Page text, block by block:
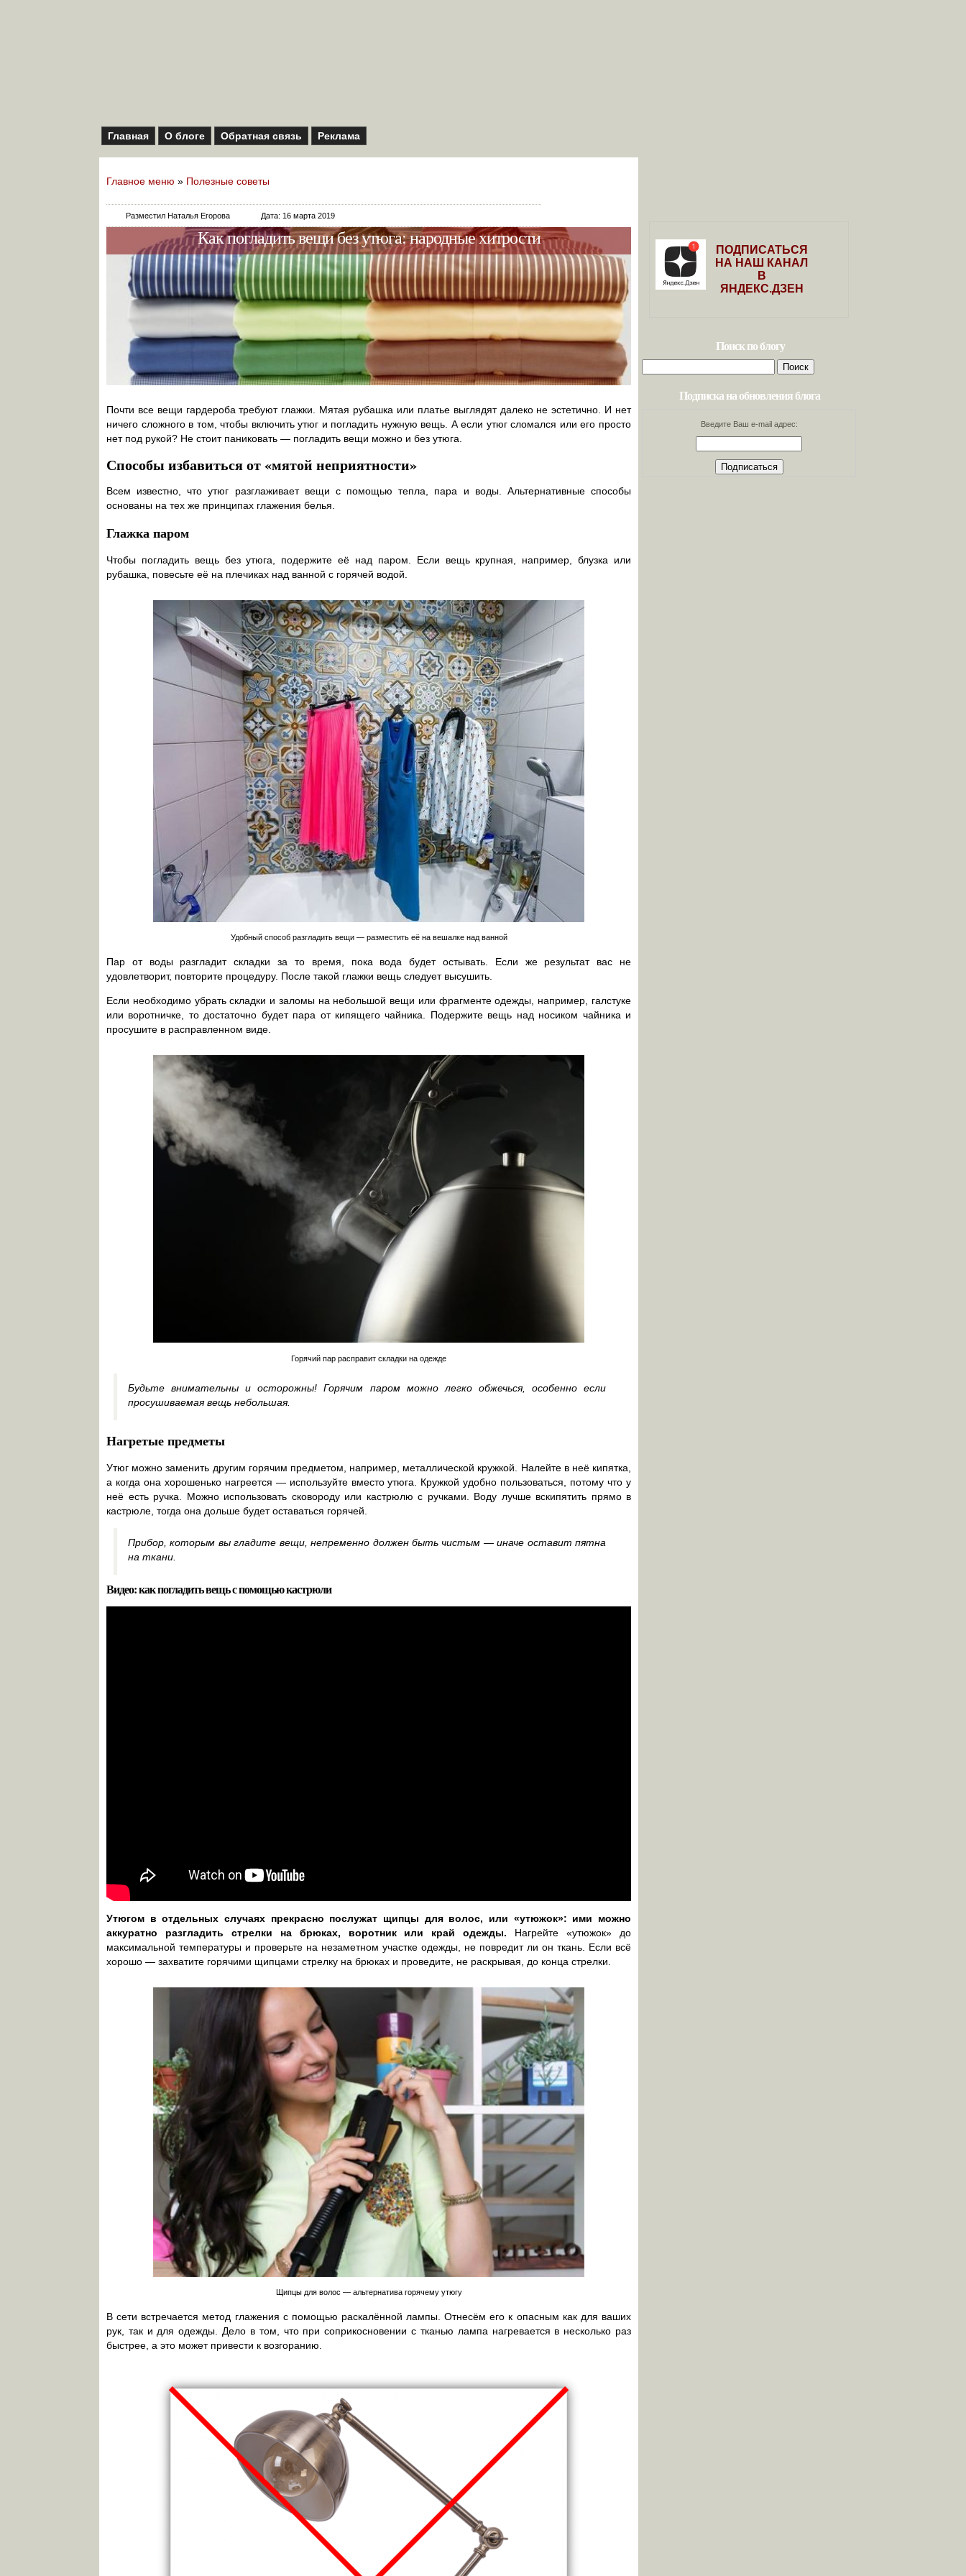
Главная О блоге Обратная связь Реклама
Главное меню » Полезные советы
Разместил Наталья Егорова Дата: 16 марта 2019
Как погладить вещи без утюга: народные хитрости
Почти все вещи гардероба требуют глажки. Мятая рубашка или платье выглядят далеко не эстетично. И нет
ничего сложного в том, чтобы включить утюг и погладить нужную вещь. А если утюг сломался или его просто
нет под рукой? Не стоит паниковать — погладить вещи можно и без утюга.
Способы избавиться от «мятой неприятности»
Всем известно, что утюг разглаживает вещи с помощью тепла, пара и воды. Альтернативные способы
основаны на тех же принципах глажения белья.
Глажка паром
Чтобы погладить вещь без утюга, подержите её над паром. Если вещь крупная, например, блузка или
рубашка, повесьте её на плечиках над ванной с горячей водой.
Удобный способ разгладить вещи — разместить её на вешалке над ванной
Пар от воды разгладит складки за то время, пока вода будет остывать. Если же результат вас не
удовлетворит, повторите процедуру. После такой глажки вещь следует высушить.
Если необходимо убрать складки и заломы на небольшой вещи или фрагменте одежды, например, галстуке
или воротничке, то достаточно будет пара от кипящего чайника. Подержите вещь над носиком чайника и
просушите в расправленном виде.
Горячий пар расправит складки на одежде
Будьте внимательны и осторожны! Горячим паром можно легко обжечься, особенно если
просушиваемая вещь небольшая.
Нагретые предметы
Утюг можно заменить другим горячим предметом, например, металлической кружкой. Налейте в неё кипятка,
а когда она хорошенько нагреется — используйте вместо утюга. Кружкой удобно пользоваться, потому что у
неё есть ручка. Можно использовать сковороду или кастрюлю с ручками. Воду лучше вскипятить прямо в
кастрюле, тогда она дольше будет оставаться горячей.
Прибор, которым вы гладите вещи, непременно должен быть чистым — иначе оставит пятна
на ткани.
Видео: как погладить вещь с помощью кастрюли
Утюгом в отдельных случаях прекрасно послужат щипцы для волос, или «утюжок»: ими можно
аккуратно разгладить стрелки на брюках, воротник или край одежды. Нагрейте «утюжок» до
максимальной температуры и проверьте на незаметном участке одежды, не повредит ли он ткань. Если всё
хорошо — захватите горячими щипцами стрелку на брюках и проведите, не раскрывая, до конца стрелки.
Щипцы для волос — альтернатива горячему утюгу
В сети встречается метод глажения с помощью раскалённой лампы. Отнесём его к опасным как для ваших
рук, так и для одежды. Дело в том, что при соприкосновении с тканью лампа нагревается в несколько раз
быстрее, а это может привести к возгоранию.
ПОДПИСАТЬСЯ
НА НАШ КАНАЛ
В
ЯНДЕКС.ДЗЕН
Поиск по блогу
Найти:
Подписка на обновления блога
Введите Ваш e-mail адрес: